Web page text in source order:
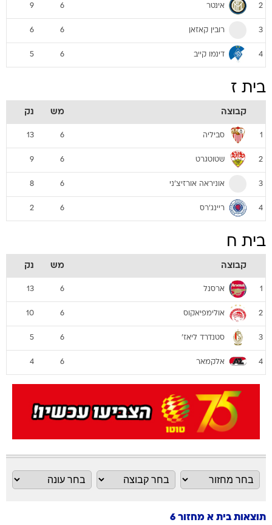
2 אינטר 6
9
3 רובין קאזאן 6
6
4 דינמו קייב 6
5
בית ז
קבוצה מש נק
1 סביליה 6
13
2 שטוטגרט 6
9
3 אוניראה אורזיצ'ני 6
8
4 ריינג'רס 6
2
בית ח
קבוצה מש נק
1 ארסנל 6
13
2 אולימפיאקוס 6
10
3 סטנדרד ליאז' 6
5
4 אלקמאר 6
4
תוצאות בית א מחזור 6